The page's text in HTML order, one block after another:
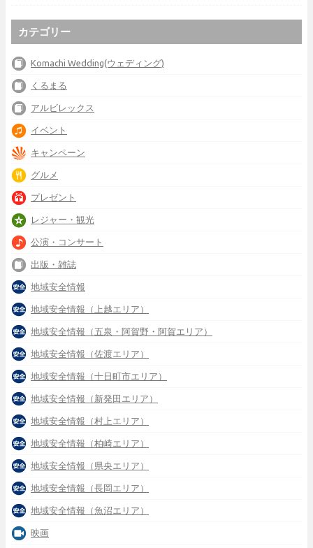
カテゴリー
Komachi Wedding(ウェディング)
くるまる
アルビレックス
イベント
キャンペーン
グルメ
プレゼント
レジャー・観光
公演・コンサート
出版・雑誌
地域安全情報
地域安全情報（上越エリア）
地域安全情報（五泉・阿賀野・阿賀エリア）
地域安全情報（佐渡エリア）
地域安全情報（十日町市エリア）
地域安全情報（新発田エリア）
地域安全情報（村上エリア）
地域安全情報（柏崎エリア）
地域安全情報（県央エリア）
地域安全情報（長岡エリア）
地域安全情報（魚沼エリア）
映画